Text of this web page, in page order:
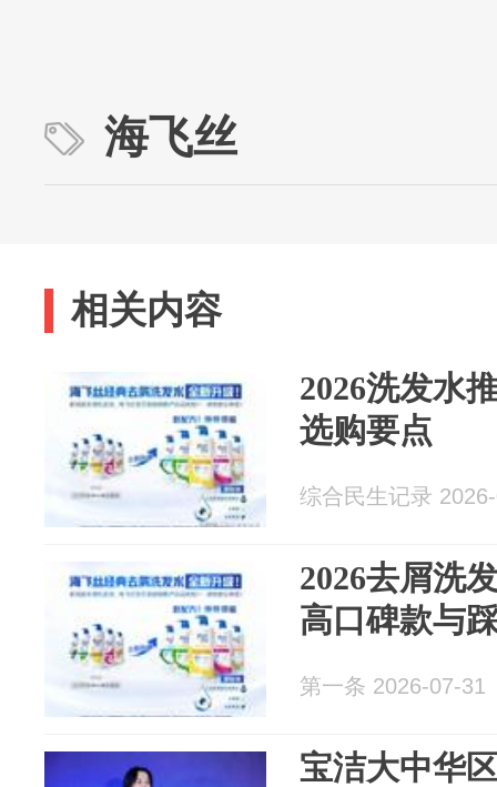
海飞丝
相关内容
2026洗发水
选购要点
综合民生记录
2026去屑洗
高口碑款与
第一条 2026-07-31
宝洁大中华